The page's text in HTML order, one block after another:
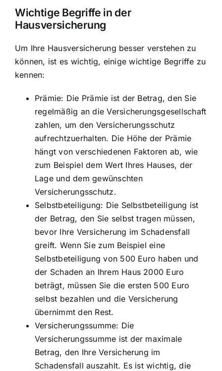
Wichtige Begriffe in der
Hausversicherung
Um Ihre Hausversicherung besser verstehen zu
können, ist es wichtig, einige wichtige Begriffe zu
kennen:
Prämie: Die Prämie ist der Betrag, den Sie
regelmäßig an die Versicherungsgesellschaft
zahlen, um den Versicherungsschutz
aufrechtzuerhalten. Die Höhe der Prämie
hängt von verschiedenen Faktoren ab, wie
zum Beispiel dem Wert Ihres Hauses, der
Lage und dem gewünschten
Versicherungsschutz.
Selbstbeteiligung: Die Selbstbeteiligung ist
der Betrag, den Sie selbst tragen müssen,
bevor Ihre Versicherung im Schadensfall
greift. Wenn Sie zum Beispiel eine
Selbstbeteiligung von 500 Euro haben und
der Schaden an Ihrem Haus 2000 Euro
beträgt, müssen Sie die ersten 500 Euro
selbst bezahlen und die Versicherung
übernimmt den Rest.
Versicherungssumme: Die
Versicherungssumme ist der maximale
Betrag, den Ihre Versicherung im
Schadensfall auszahlt. Es ist wichtig, die